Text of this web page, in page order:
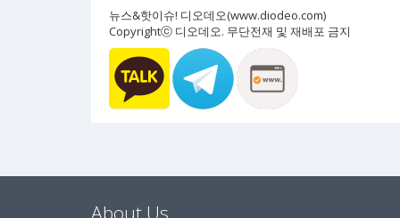
뉴스&핫이슈! 디오데오(www.diodeo.com)
Copyrightⓒ 디오데오. 무단전재 및 재배포 금지
About Us